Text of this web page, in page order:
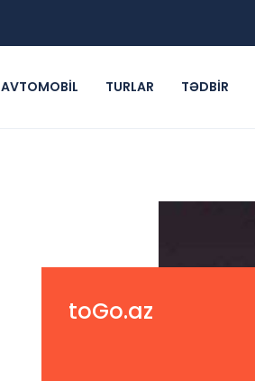
AVTOMOBIL TURLAR TƏDBIR
toGo.az